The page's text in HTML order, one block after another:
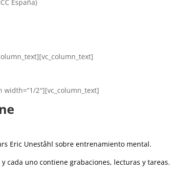
España)
2″][vc_column_text]
Eric Uneståhl sobre entrenamiento mental.
cada uno contiene grabaciones, lecturas y tareas.